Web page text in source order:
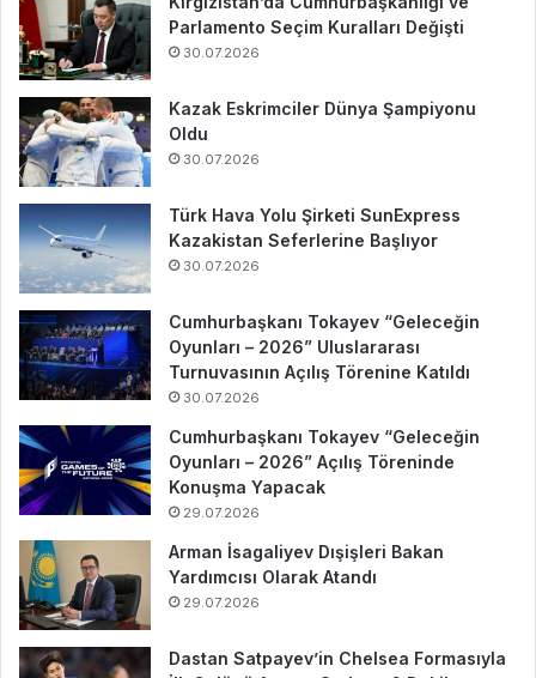
Parlamento Seçim Kuralları Değişti
30.07.2026
Kazak Eskrimciler Dünya Şampiyonu
Oldu
30.07.2026
Türk Hava Yolu Şirketi SunExpress
Kazakistan Seferlerine Başlıyor
30.07.2026
Cumhurbaşkanı Tokayev “Geleceğin
Oyunları – 2026” Uluslararası
Turnuvasının Açılış Törenine Katıldı
30.07.2026
Cumhurbaşkanı Tokayev “Geleceğin
Oyunları – 2026” Açılış Töreninde
Konuşma Yapacak
29.07.2026
Arman İsagaliyev Dışişleri Bakan
Yardımcısı Olarak Atandı
29.07.2026
Dastan Satpayev’in Chelsea Formasıyla